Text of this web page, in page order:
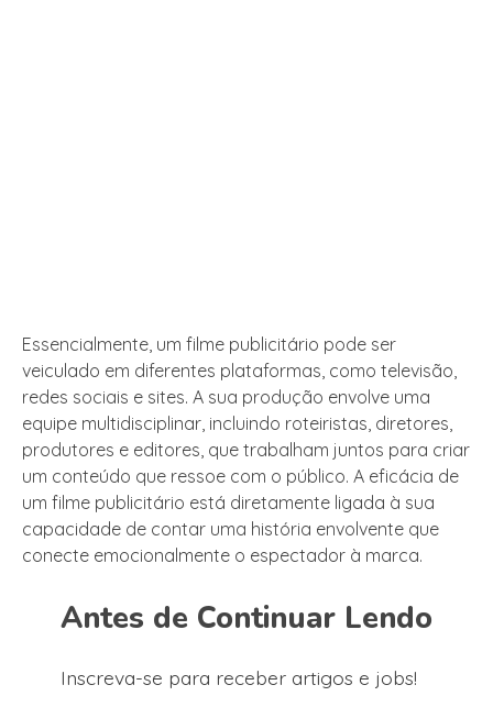
Essencialmente, um filme publicitário pode ser
veiculado em diferentes plataformas, como televisão,
redes sociais e sites. A sua produção envolve uma
equipe multidisciplinar, incluindo roteiristas, diretores,
produtores e editores, que trabalham juntos para criar
um conteúdo que ressoe com o público. A eficácia de
um filme publicitário está diretamente ligada à sua
capacidade de contar uma história envolvente que
conecte emocionalmente o espectador à marca.
Antes de Continuar Lendo
Inscreva-se para receber artigos e jobs!